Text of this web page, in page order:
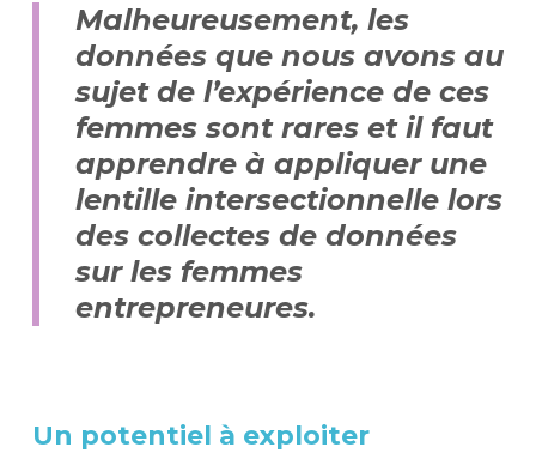
Malheureusement, les
données que nous avons au
sujet de l’expérience de ces
femmes sont rares et il faut
apprendre à appliquer une
lentille intersectionnelle lors
des collectes de données
sur les femmes
entrepreneures.
Un potentiel à exploiter